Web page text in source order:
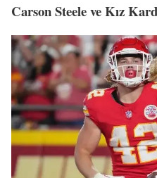
Carson Steele ve Kız